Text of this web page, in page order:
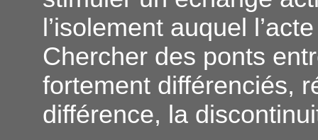
l’isolement auquel
Chercher des ponts
fortement différenciés,
différence, la